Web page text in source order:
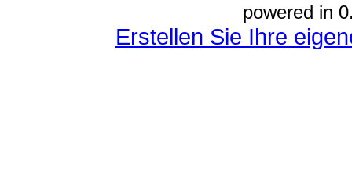
powered in
Erstellen Sie Ihre